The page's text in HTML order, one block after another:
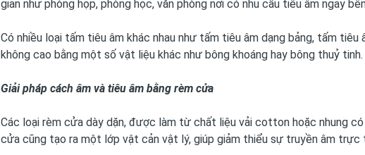
gian như phòng họp, phòng học, văn phòng nơi có nhu cầu tiêu âm ngay
Có nhiều loại tấm tiêu âm khác nhau như tấm tiêu âm dạng bảng, tấm tiêu
không cao bằng một số vật liệu khác như bông khoáng hay bông thuỷ tinh.
Giải pháp cách âm và tiêu âm bằng rèm cửa
Các loại rèm cửa dày dặn, được làm từ chất liệu vải cotton hoặc nhung
cửa cũng tạo ra một lớp vật cản vật lý, giúp giảm thiểu sự truyền âm trực